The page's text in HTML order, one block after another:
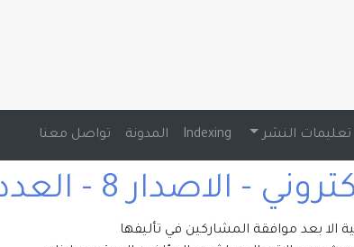
تعليمات النشر Indexing المدونة تواصل معنا
- الاصدار 8 - العدد 1 , 2021
الا بعد موافقة المشاركين في تأليفها